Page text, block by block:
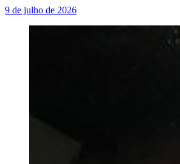
9 de julho de 2026